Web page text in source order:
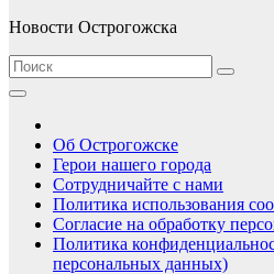
Новости Острогожска
Об Острогожске
Герои нашего города
Сотрудничайте с нами
Политика использования
Согласие на обработку
Политика
персональных данных)